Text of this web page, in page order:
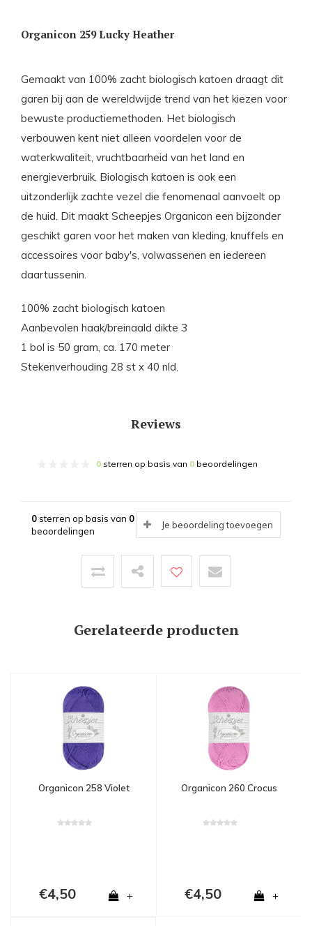
Organicon 259 Lucky Heather
Gemaakt van 100% zacht biologisch katoen draagt dit
garen bij aan de wereldwijde trend van het kiezen voor
bewuste productiemethoden. Het biologisch
verbouwen kent niet alleen voordelen voor de
waterkwaliteit, vruchtbaarheid van het land en
energieverbruik. Biologisch katoen is ook een
uitzonderlijk zachte vezel die fenomenaal aanvoelt op
de huid. Dit maakt Scheepjes Organicon een bijzonder
geschikt garen voor het maken van kleding, knuffels en
accessoires voor baby's, volwassenen en iedereen
daartussenin.
100% zacht biologisch katoen
Aanbevolen haak/breinaald dikte 3
1 bol is 50 gram, ca. 170 meter
Stekenverhouding 28 st x 40 nld.
Reviews
0 sterren op basis van 0 beoordelingen
0sterren op basis van 0
beoordelingen
Je beoordeling toevoegen
Gerelateerde producten
Organicon 258 Violet
€4,50 +
Organicon 260 Crocus
€4,50 +